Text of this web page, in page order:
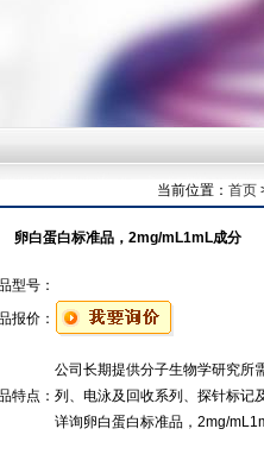
当前位置： 首页
卵白蛋白标准品，2mg/mL1mL成分
型号：
报价：
特点：
公司长期提供分子生物学研究所
列、电泳及回收系列、探针标记
详询卵白蛋白标准品，2mg/